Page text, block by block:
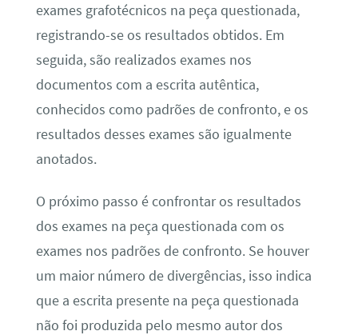
exames grafotécnicos na peça questionada,
registrando-se os resultados obtidos. Em
seguida, são realizados exames nos
documentos com a escrita autêntica,
conhecidos como padrões de confronto, e os
resultados desses exames são igualmente
anotados.
O próximo passo é confrontar os resultados
dos exames na peça questionada com os
exames nos padrões de confronto. Se houver
um maior número de divergências, isso indica
que a escrita presente na peça questionada
não foi produzida pelo mesmo autor dos